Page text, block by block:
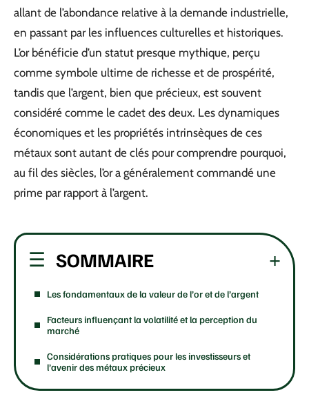
allant de l’abondance relative à la demande industrielle,
en passant par les influences culturelles et historiques.
L’or bénéficie d’un statut presque mythique, perçu
comme symbole ultime de richesse et de prospérité,
tandis que l’argent, bien que précieux, est souvent
considéré comme le cadet des deux. Les dynamiques
économiques et les propriétés intrinsèques de ces
métaux sont autant de clés pour comprendre pourquoi,
au fil des siècles, l’or a généralement commandé une
prime par rapport à l’argent.
SOMMAIRE
Les fondamentaux de la valeur de l’or et de l’argent
Facteurs influençant la volatilité et la perception du
marché
Considérations pratiques pour les investisseurs et
l’avenir des métaux précieux